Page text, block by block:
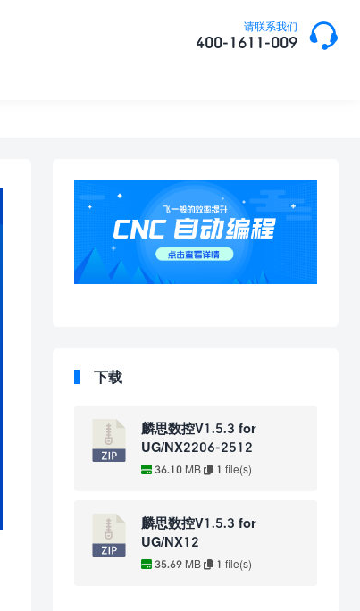
请联系我们
400-1611-009 
下载
麟思数控V1.5.3 for
UG/NX2206-2512
36.10 MB 1 file(s)
麟思数控V1.5.3 for
UG/NX12
35.69 MB 1 file(s)